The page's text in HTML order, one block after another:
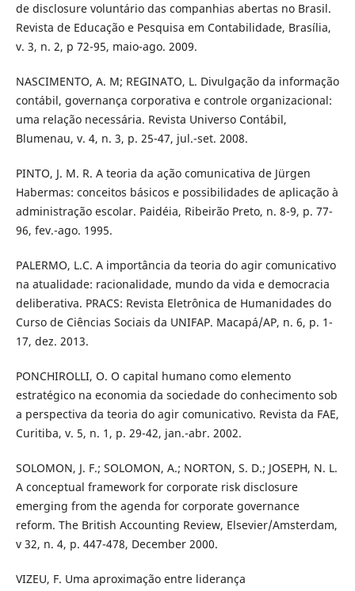
de disclosure voluntário das companhias abertas no Brasil.
Revista de Educação e Pesquisa em Contabilidade, Brasília,
v. 3, n. 2, p 72-95, maio-ago. 2009.
NASCIMENTO, A. M; REGINATO, L. Divulgação da informação
contábil, governança corporativa e controle organizacional:
uma relação necessária. Revista Universo Contábil,
Blumenau, v. 4, n. 3, p. 25-47, jul.-set. 2008.
PINTO, J. M. R. A teoria da ação comunicativa de Jürgen
Habermas: conceitos básicos e possibilidades de aplicação à
administração escolar. Paidéia, Ribeirão Preto, n. 8-9, p. 77-
96, fev.-ago. 1995.
PALERMO, L.C. A importância da teoria do agir comunicativo
na atualidade: racionalidade, mundo da vida e democracia
deliberativa. PRACS: Revista Eletrônica de Humanidades do
Curso de Ciências Sociais da UNIFAP. Macapá/AP, n. 6, p. 1-
17, dez. 2013.
PONCHIROLLI, O. O capital humano como elemento
estratégico na economia da sociedade do conhecimento sob
a perspectiva da teoria do agir comunicativo. Revista da FAE,
Curitiba, v. 5, n. 1, p. 29-42, jan.-abr. 2002.
SOLOMON, J. F.; SOLOMON, A.; NORTON, S. D.; JOSEPH, N. L.
A conceptual framework for corporate risk disclosure
emerging from the agenda for corporate governance
reform. The British Accounting Review, Elsevier/Amsterdam,
v 32, n. 4, p. 447-478, December 2000.
VIZEU, F. Uma aproximação entre liderança